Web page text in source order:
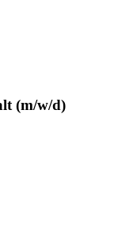
(m/w/d)